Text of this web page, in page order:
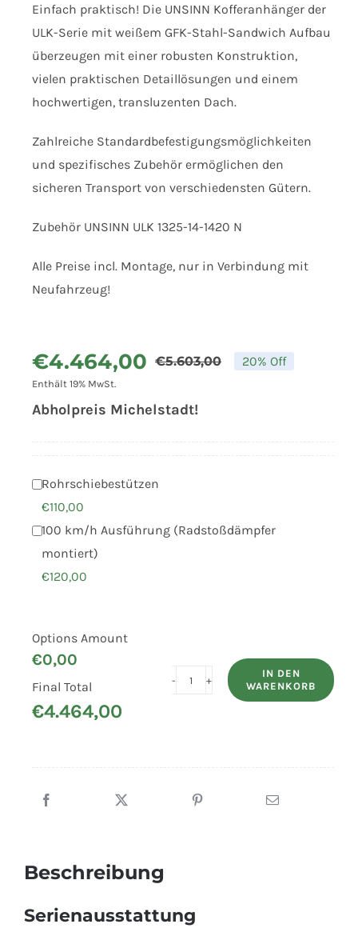
Einfach praktisch! Die UNSINN Kofferanhänger der
ULK-Serie mit weißem GFK-Stahl-Sandwich Aufbau
überzeugen mit einer robusten Konstruktion,
vielen praktischen Detaillösungen und einem
hochwertigen, transluzenten Dach.
Zahlreiche Standardbefestigungsmöglichkeiten
und spezifisches Zubehör ermöglichen den
sicheren Transport von verschiedensten Gütern.
Zubehör UNSINN ULK 1325-14-1420 N
Alle Preise incl. Montage, nur in Verbindung mit
Neufahrzeug!
€5.603,00
€4.464,00
Aktueller
Enthält 19% MwSt.
20% Off
Abholpreis Michelstadt!
Rohrschiebestützen
€110,00
100 km/h Ausführung (Radstoßdämpfer
montiert)
€120,00
Options Amount
€0,00
Final Total
€4.464,00
UNSINN
14-
IN DEN
WARENKORB
Beschreibung
Serienausstattung